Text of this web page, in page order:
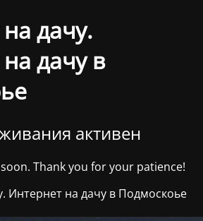
дачу.
дачу в
активен
Thank you for your patience!
Интернет на дачу в Подмоскоье